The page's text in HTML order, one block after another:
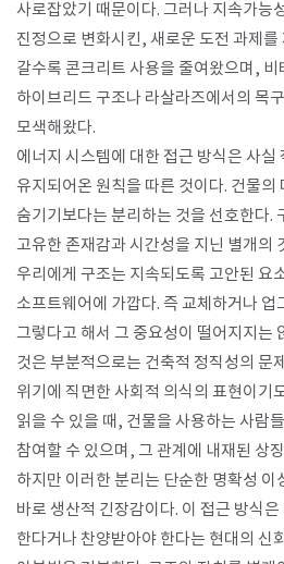
사로잡았기 때문이다. 그러나 지속가능
진정으로 변화시킨, 새로운 도전 과제를
갈수록 콘크리트 사용을 줄여왔으며,
하이브리드 구조나 라살라즈에서의 목
모색해왔다.
에너지 시스템에 대한 접근 방식은 사실
유지되어온 원칙을 따른 것이다. 건물의
숨기기보다는 분리하는 것을 선호한다.
고유한 존재감과 시간성을 지닌 별개의
우리에게 구조는 지속되도록 고안된 요
소프트웨어에 가깝다. 즉 교체하거나 업
그렇다고 해서 그 중요성이 떨어지지는
것은 부분적으로는 건축적 정직성의 문
위기에 직면한 사회적 의식의 표현이기
읽을 수 있을 때, 건물을 사용하는 사람
참여할 수 있으며, 그 관계에 내재된 상
하지만 이러한 분리는 단순한 명확성 이
바로 생산적 긴장감이다. 이 접근 방식
한다거나 찬양받아야 한다는 현대의 신